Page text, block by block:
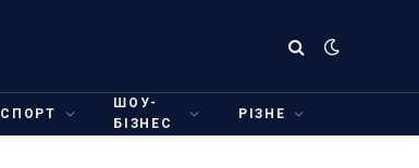
СПОРТ
ШОУ-
БІЗНЕС
РІЗНЕ